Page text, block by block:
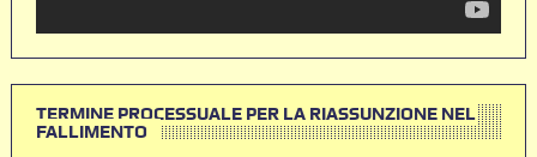
TERMINE PROCESSUALE PER LA RIASSUNZIONE NEL
FALLIMENTO